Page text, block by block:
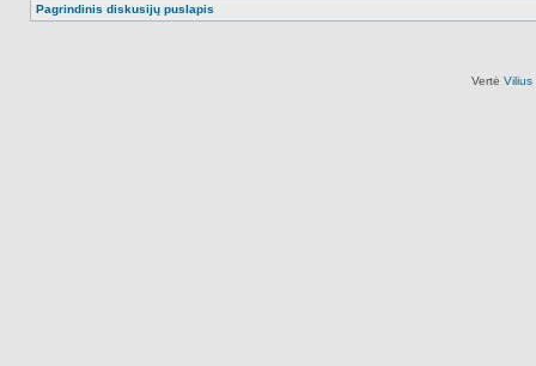
Pagrindinis diskusijų puslapis
Vertė Vilius